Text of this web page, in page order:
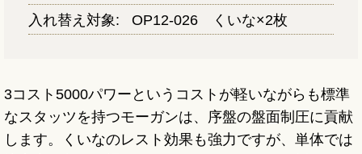
入れ替え対象:
OP12-026 くいな×2枚
3コスト5000パワーというコストが軽いながらも標準
なスタッツを持つモーガンは、序盤の盤面制圧に貢献
します。くいなのレスト効果も強力ですが、単体では